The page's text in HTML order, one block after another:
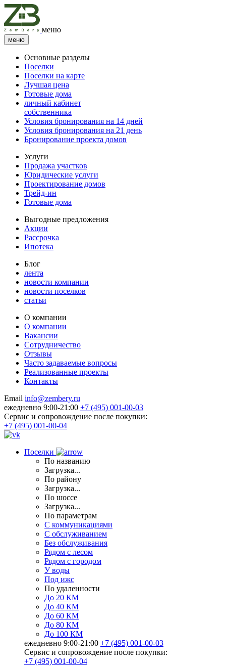
меню
меню
Основные разделы
Поселки
Поселки на карте
Лучшая цена
Готовые дома
личный кабинет
собственника
Условия бронирования на 14 дней
Условия бронирования на 21 день
Бронирование проекта домов
Услуги
Продажа участков
Юридические услуги
Проектирование домов
Трейд-ин
Готовые дома
Выгодные предложения
Акции
Рассрочка
Ипотека
Блог
лента
новости компании
новости поселков
статьи
О компании
О компании
Вакансии
Сотрудничество
Отзывы
Часто задаваемые вопросы
Реализованные проекты
Контакты
Email info@zembery.ru
ежедневно 9:00-21:00 +7 (495) 001-00-03
Cервис и сопровождение после покупки:
+7 (495) 001-00-04
Поселки
По названию
Загрузка...
По району
Загрузка...
По шоссе
Загрузка...
По параметрам
С коммуникациями
С обслуживанием
Без обслуживания
Рядом с лесом
Рядом с городом
У воды
Под ижс
По удаленности
До 20 КМ
До 40 КМ
До 60 КМ
До 80 КМ
До 100 КМ
ежедневно 9:00-21:00 +7 (495) 001-00-03
Cервис и сопровождение после покупки:
+7 (495) 001-00-04